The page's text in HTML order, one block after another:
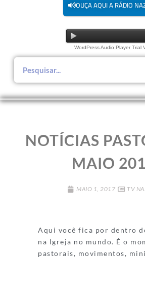
OUÇA AQUI A RÁDIO
WordPress Audio Player Trial
NOTÍCIAS
MAIO
MAIO 1, 2017 TV
Aqui você fica por dentro
na Igreja no mundo. É o
pastorais, movimentos,